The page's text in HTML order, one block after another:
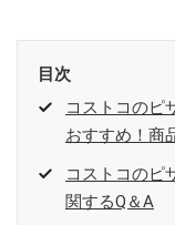
目次
コストコのピ
おすすめ！商
コストコのピ
関するQ＆A